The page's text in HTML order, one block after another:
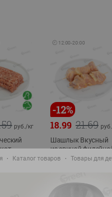
руб./кг
🕘 12:00-20:00
-12%
21.69
18.99
Шашлык Вкусный
из свиной
части
Каталог товаров Товары для